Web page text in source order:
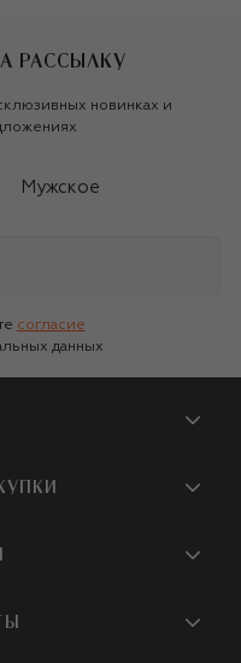
РАССЫЛКУ
новинках и
Мужское
согласие
данных
ЦУМ